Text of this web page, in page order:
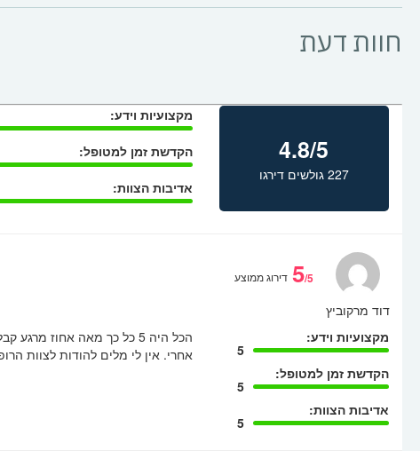
חוות דעת